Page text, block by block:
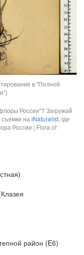
в "Полной
России"? Загружай
на iNaturalist, где
России | Flora of
район (E6)